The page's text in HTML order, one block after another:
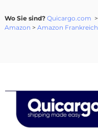
Wo Sie sind? Quicargo.com >
Amazon > Amazon Frankreich